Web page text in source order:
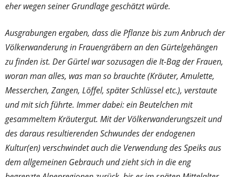
eher wegen seiner Grundlage geschätzt würde.
Ausgrabungen ergaben, dass die Pflanze bis zum Anbruch der
Völkerwanderung in Frauengräbern an den Gürtelgehängen
zu finden ist. Der Gürtel war sozusagen die It-Bag der Frauen,
woran man alles, was man so brauchte (Kräuter, Amulette,
Messerchen, Zangen, Löffel, später Schlüssel etc.), verstaute
und mit sich führte. Immer dabei: ein Beutelchen mit
gesammeltem Kräutergut. Mit der Völkerwanderungszeit und
des daraus resultierenden Schwundes der endogenen
Kultur(en) verschwindet auch die Verwendung des Speiks aus
dem allgemeinen Gebrauch und zieht sich in die eng